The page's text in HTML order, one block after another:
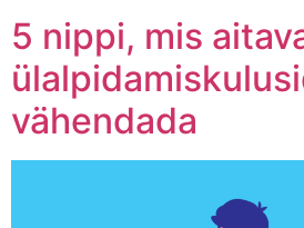
5 nippi, mis
vähendada